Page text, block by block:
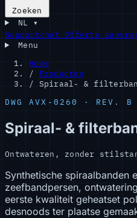
Zoeken
NL ▾
SupportchatOfferte
Menu
Home
/
Producten
/ Spiraal- &
DWG AVX-0260 · REV. B
Spiraal- &
Ontwateren, zonder
Synthetische spiraalbanden
zeefbandpersen,
eerste kwaliteit geheatset
desnoods ter plaatse